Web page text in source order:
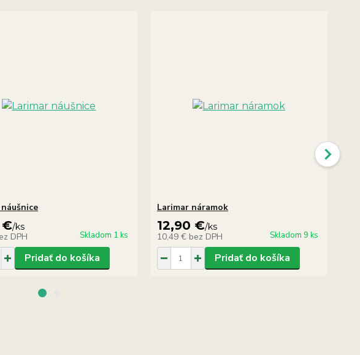
€/ks
DPH Skladom 1 ks
Pridať do košíka
Larimar náramok
12,90 €/ks
10,49 € bez DPH Skladom 9 ks
Pridať do košíka